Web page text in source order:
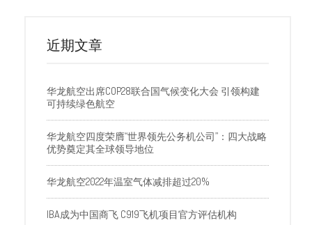
近期文章
华龙航空出席COP28联合国气候变化大会 引领构建
可持续绿色航空
华龙航空四度荣膺“世界领先公务机公司”：四大战略
优势奠定其全球领导地位
华龙航空2022年温室气体减排超过20%
IBA成为中国商飞 C919飞机项目官方评估机构